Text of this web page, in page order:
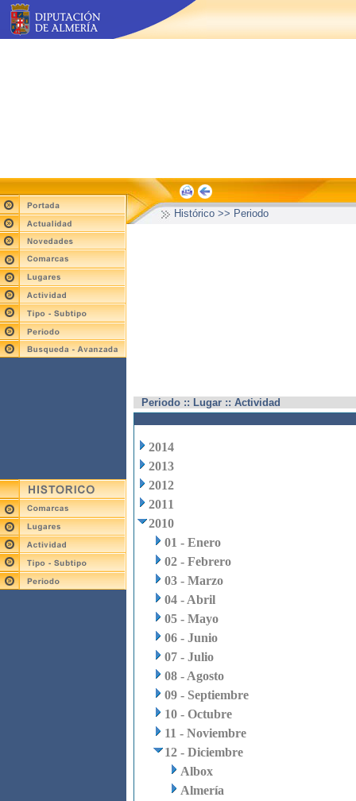
Histórico >> Periodo
Periodo :: Lugar :: Actividad
2014
2013
2012
2011
2010
01 - Enero
02 - Febrero
03 - Marzo
04 - Abril
05 - Mayo
06 - Junio
07 - Julio
08 - Agosto
09 - Septiembre
10 - Octubre
11 - Noviembre
12 - Diciembre
Albox
Almería